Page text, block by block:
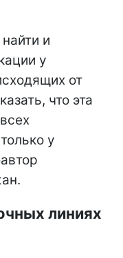
и
у
от
что эта
у
линиях